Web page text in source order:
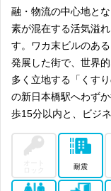
融・物流の中心地と
素が混在する活気溢
す。ワカ末ビルのあ
発展した街で、世界
多く立地する「くす
の新日本橋駅へわず
歩15分以内と、ビジ
耐震